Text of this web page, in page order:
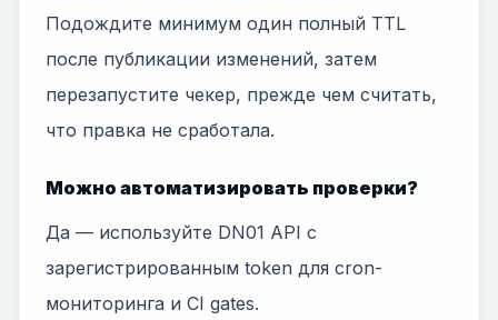
Подождите минимум один полный TTL
после публикации изменений, затем
перезапустите чекер, прежде чем считать,
что правка не сработала.
Можно автоматизировать проверки?
Да — используйте DN01 API с
зарегистрированным token для cron-
мониторинга и CI gates.